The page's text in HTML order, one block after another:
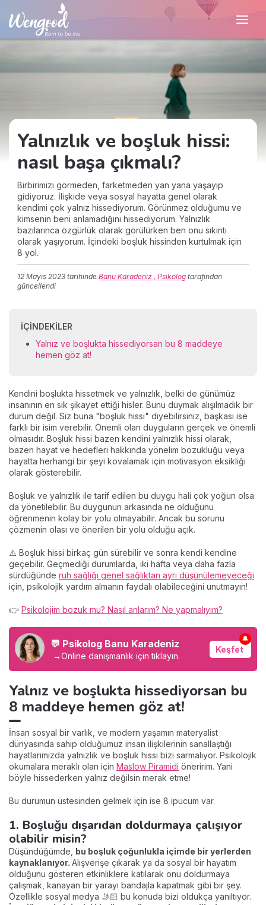
Yalnızlık ve boşluk hissi:
nasıl başa çıkmalı?
Birbirimizi görmeden, farketmeden yan yana yaşayıp
gidiyoruz. İlişkide veya sosyal hayatta genel olarak
kendimi çok yalnız hissediyorum. Görünmez olduğumu ve
kimsenin beni anlamadığını hissediyorum. Yalnızlık
bazılarınca özgürlük olarak görülürken ben onu sıkıntı
olarak yaşıyorum. İçindeki boşluk hissinden kurtulmak için
8 yol.
12 Mayıs 2023 tarihinde Banu Karadeniz , Psikolog tarafından
güncellendi
İÇINDEKILER
Yalnız ve boşlukta hissediyorsan bu 8 maddeye
hemen göz at!
Kendini boşlukta hissetmek ve yalnızlık, belki de günümüz
insanının en sık şikayet ettiği hisler. Bunu duymak alışılmadık bir
durum değil. Siz buna "boşluk hissi" diyebilirsiniz, başkası ise
farklı bir isim verebilir. Önemli olan duyguların gerçek ve önemli
olmasıdır. Boşluk hissi bazen kendini yalnızlık hissi olarak,
bazen hayat ve hedefleri hakkında yönelim bozukluğu veya
hayatta herhangi bir şeyi kovalamak için motivasyon eksikliği
olarak gösterebilir.
Boşluk ve yalnızlık ile tarif edilen bu duygu hali çok yoğun olsa
da yönetilebilir. Bu duygunun arkasında ne olduğunu
öğrenmenin kolay bir yolu olmayabilir. Ancak bu sorunu
çözmenin olası ve önerilen bir yolu olduğu açık.
⚠️ Boşluk hissi birkaç gün sürebilir ve sonra kendi kendine
geçebilir. Geçmediği durumlarda, iki hafta veya daha fazla
sürdüğünde ruh sağlığı genel sağlıktan ayrı düşünülemeyeceği
için, psikolojik yardım almanın faydalı olabileceğini unutmayın!
👉 Psikolojim bozuk mu? Nasıl anlarım? Ne yapmalıyım?
💬 Psikolog Banu Karadeniz
→Online danışmanlık için tıklayın.
Keşfet
🔔
Yalnız ve boşlukta hissediyorsan bu
8 maddeye hemen göz at!
İnsan sosyal bir varlık, ve modern yaşamın materyalist
dünyasında sahip olduğumuz insan ilişkilerinin sanallaştığı
hayatlarımızda yalnızlık ve boşluk hissi bizi sarmalıyor. Psikolojik
okumalara meraklı olan için Maslow Piramidi öneririm. Yani
böyle hissederken yalnız değilsin merak etme!
Bu durumun üstesinden gelmek için ise 8 ipucum var.
1. Boşluğu dışarıdan doldurmaya çalışıyor
olabilir misin?
Düşündüğümde, bu boşluk çoğunlukla içimde bir yerlerden
kaynaklanıyor. Alışverişe çıkarak ya da sosyal bir hayatım
olduğunu gösteren etkinliklere katılarak onu doldurmaya
çalışmak, kanayan bir yarayı bandajla kapatmak gibi bir şey.
Özellikle sosyal medya 🤳🏻 bu konuda bizi oldukça yanıltıyor.